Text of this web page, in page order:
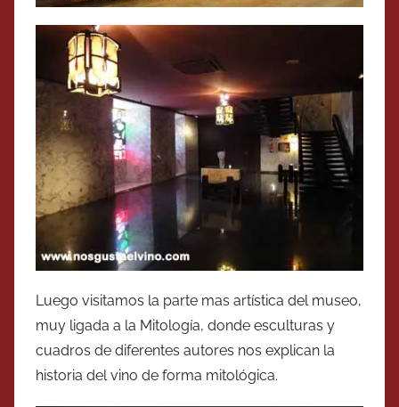
Luego visitamos la parte mas artística del museo,
muy ligada a la Mitología, donde esculturas y
cuadros de diferentes autores nos explican la
historia del vino de forma mitológica.